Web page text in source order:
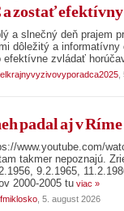
a zostať
a slnečný deň prajem
dôležitý a informatívny
efektívne zvládať
padal aj v Ríme
www.youtube.com/
takmer nepoznajú.
9.2.1965,
2000-2005 tu viac »
, 5. august 2026